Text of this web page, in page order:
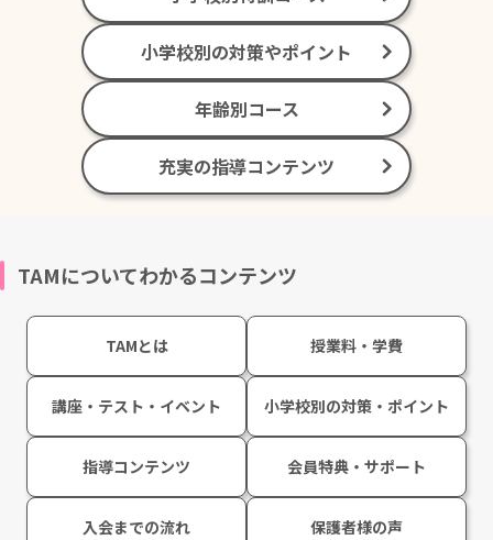
小学校別の対策やポイント
年齢別コース
充実の指導コンテンツ
TAMについてわかるコンテンツ
TAMとは 授業料・学費
講座・テスト・イベント 小学校別の対策・ポイント
指導コンテンツ 会員特典・サポート
入会までの流れ 保護者様の声